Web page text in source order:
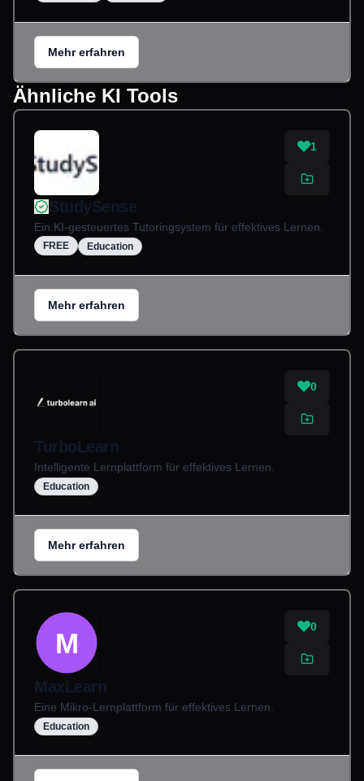
Mehr erfahren
Ähnliche KI Tools
1
StudySense
Ein KI-gesteuertes Tutoringsystem für effektives Lernen.
FREE Education
Mehr erfahren
0
TurboLearn
Intelligente Lernplattform für effektives Lernen.
Education
Mehr erfahren
M
0
MaxLearn
Eine Mikro-Lernplattform für effektives Lernen.
Education